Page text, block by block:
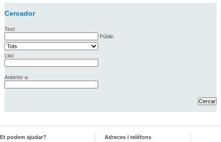
Cercador
Text
Públic
Lloc
Anterior a
Et podem ajudar?
Adreces i telèfons